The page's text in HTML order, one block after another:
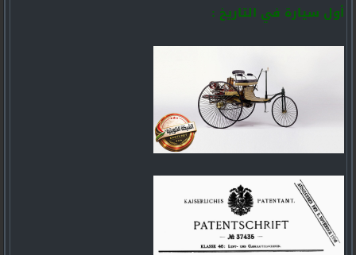
أول سيارة في التاريخ :